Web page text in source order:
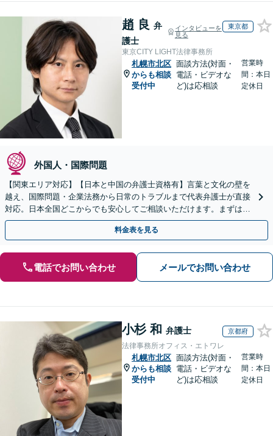
趙 良 弁
護士
インタビューを
見る
東京都
東京CITY LIGHT法律事務所
札幌市北区
からも相談
受付中
面談方法(対面・
電話・ビデオな
ど)は応相談
営業時
間：本日
定休日
外国人・国際問題
【関東エリア対応】【日本と中国の弁護士資格有】言葉と文化の壁を
越え、国際問題・企業法務から日常のトラブルまで代表弁護士が直接
対応。日本全国どこからでも安心してご相談いただけます。まずは一
歩を踏み出してみませんか。【初回相談無料】
料金表を見る
電話でお問い合わせ メールでお問い合わせ
小杉 和 弁護士 京都府
法律事務所オフィス・エトワレ
札幌市北区
からも相談
受付中
面談方法(対面・
電話・ビデオな
ど)は応相談
営業時
間：本日
定休日